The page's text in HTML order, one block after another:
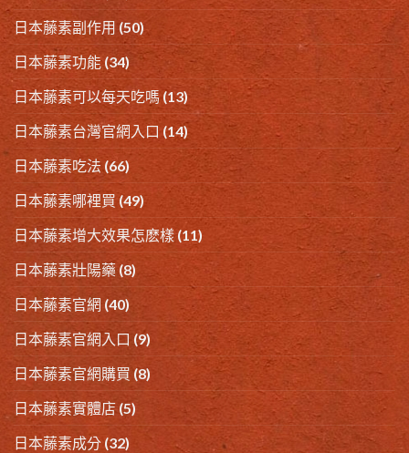
日本藤素副作用 (50)
日本藤素功能 (34)
日本藤素可以每天吃嗎 (13)
日本藤素台灣官網入口 (14)
日本藤素吃法 (66)
日本藤素哪裡買 (49)
日本藤素增大效果怎麽樣 (11)
日本藤素壯陽藥(8)
日本藤素官網 (40)
日本藤素官網入口 (9)
日本藤素官網購買 (8)
日本藤素實體店(5)
日本藤素成分 (32)